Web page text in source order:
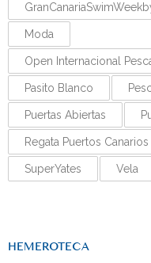
Moda
Open Internacional
Pasito Blanco
Puertas Abiertas
Regata Puertos Canarios
SuperYates Vela
HEMEROTECA